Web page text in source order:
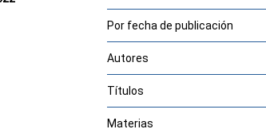
Por fecha de publicación
Autores
Títulos
Materias